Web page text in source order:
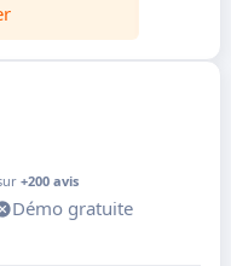
+200 avis
Démo gratuite